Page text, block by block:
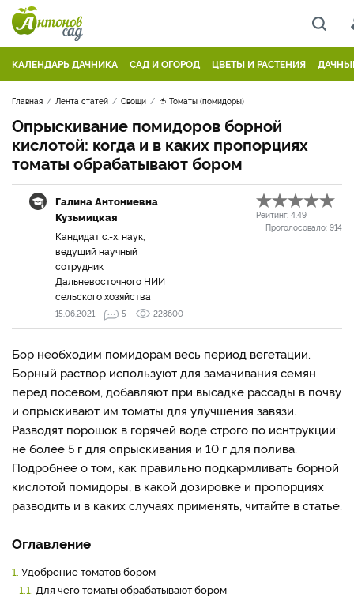
КАЛЕНДАРЬ ДАЧНИКА САД И ОГОРОД ЦВЕТЫ И РАСТЕНИЯ
Главная Лента статей Овощи 🍅 Томаты (помидоры)
Опрыскивание помидоров борной
кислотой: когда и в каких пропорциях
томаты обрабатывают бором
Галина Антониевна
Кузьмицкая
Кандидат с.-х. наук,
ведущий научный
сотрудник
Дальневосточного НИИ
сельского хозяйства
Рейтинг: 4.49
Проголосовало: 914
15.06.2021 5 228600
Бор необходим помидорам весь период вегетации.
Борный раствор используют для замачивания семян
перед посевом, добавляют при высадке рассады в почву
и опрыскивают им томаты для улучшения завязи.
Разводят порошок в горячей воде строго по иснтрукции:
не более 5 г для опрыскивания и 10 г для полива.
Подробнее о том, как правильно подкармливать борной
кислотой помидоры, в какой дозировке и пропорциях
разводить и в каких случаях применять, читайте в статье.
Оглавление
1. Удобрение томатов бором
1.1. Для чего томаты обрабатывают бором